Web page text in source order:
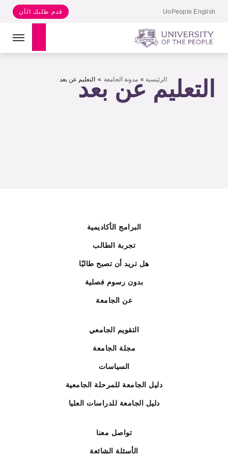
UoPeople English قدم طلبك الآن
Search
الرئيسية » مدونة الجامعة » التعليم عن بعدالتعليم عن بعد
البرامج الأكاديمية
تجربة الطالب
هل تريد أن تصبح طالبًا
بدون رسوم فصلية
عن الجامعة
التقويم الجامعي
مجلة الجامعة
السياسات
دليل الجامعة للمرحلة الجامعية
دليل الجامعة للدراسات العليا
تواصل معنا
الأسئلة الشائعة